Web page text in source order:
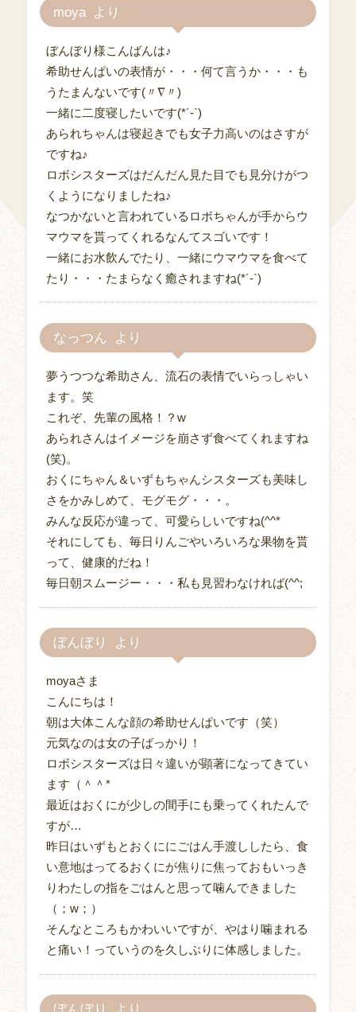
moya
ぼんぼり様こんばんは♪
希助せんぱいの表情が・・・何て言うか・・・も
うたまんないです(〃∇〃)
一緒に二度寝したいです(*´-`)
あられちゃんは寝起きでも女子力高いのはさすが
ですね♪
ロボシスターズはだんだん見た目でも見分けがつ
くようになりましたね♪
なつかないと言われているロボちゃんが手からウ
マウマを貰ってくれるなんてスゴいです！
一緒にお水飲んでたり、一緒にウマウマを食べて
たり・・・たまらなく癒されますね(*´-`)
なっつん
夢うつつな希助さん、流石の表情でいらっしゃい
ます。笑
これぞ、先輩の風格！？w
あられさんはイメージを崩さず食べてくれますね
(笑)。
おくにちゃん＆いずもちゃんシスターズも美味し
さをかみしめて、モグモグ・・・。
みんな反応が違って、可愛らしいですね(^^*
それにしても、毎日りんごやいろいろな果物を貰
って、健康的だね！
毎日朝スムージー・・・私も見習わなければ(^^;
ぼんぼり
moyaさま
こんにちは！
朝は大体こんな顔の希助せんぱいです（笑）
元気なのは女の子ばっかり！
ロボシスターズは日々違いが顕著になってきてい
ます（＾＾*
最近はおくにが少しの間手にも乗ってくれたんで
すが…
昨日はいずもとおくににごはん手渡ししたら、食
い意地はってるおくにが焦りに焦っておもいっき
りわたしの指をごはんと思って噛んできました
（；w；）
そんなところもかわいいですが、やはり噛まれる
と痛い！っていうのを久しぶりに体感しました。